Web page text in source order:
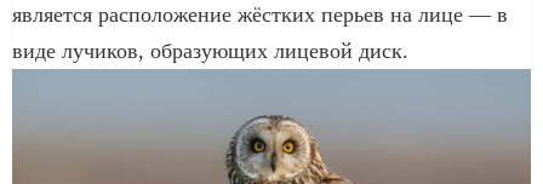
является расположение жёстких перьев на лице — в
виде лучиков, образующих лицевой диск.